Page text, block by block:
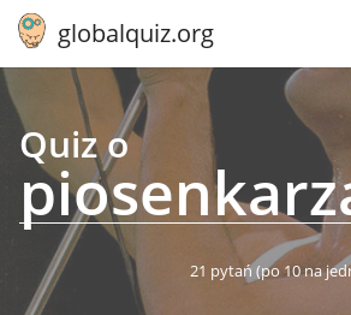
globalquiz.org
Quiz o
21 pytań(po 10 na